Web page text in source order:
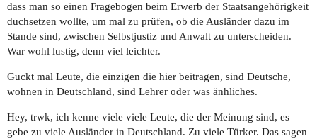
dass man so einen Fragebogen beim Erwerb der Staatsangehörigkeit
duchsetzen wollte, um mal zu prüfen, ob die Ausländer dazu im
Stande sind, zwischen Selbstjustiz und Anwalt zu unterscheiden.
War wohl lustig, denn viel leichter.
Guckt mal Leute, die einzigen die hier beitragen, sind Deutsche,
wohnen in Deutschland, sind Lehrer oder was änhliches.
Hey, trwk, ich kenne viele viele Leute, die der Meinung sind, es
gebe zu viele Ausländer in Deutschland. Zu viele Türker. Das sagen